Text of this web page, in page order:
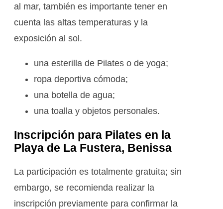
al mar, también es importante tener en
cuenta las altas temperaturas y la
exposición al sol.
una esterilla de Pilates o de yoga;
ropa deportiva cómoda;
una botella de agua;
una toalla y objetos personales.
Inscripción para Pilates en la
Playa de La Fustera, Benissa
La participación es totalmente gratuita; sin
embargo, se recomienda realizar la
inscripción previamente para confirmar la